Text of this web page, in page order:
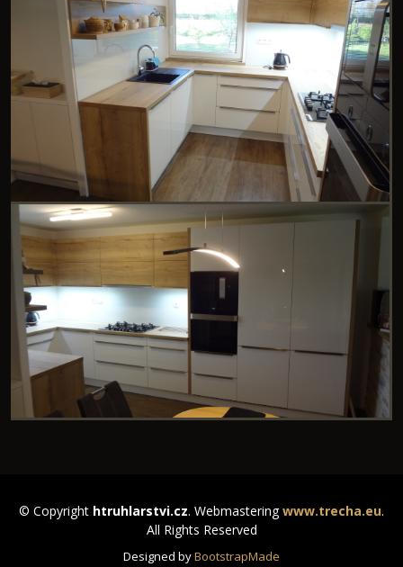
© Copyright htruhlarstvi.cz. Webmasteringwww.trecha.eu.
All Rights Reserved
Designed byBootstrapMade